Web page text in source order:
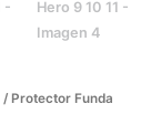
/ Protector Funda